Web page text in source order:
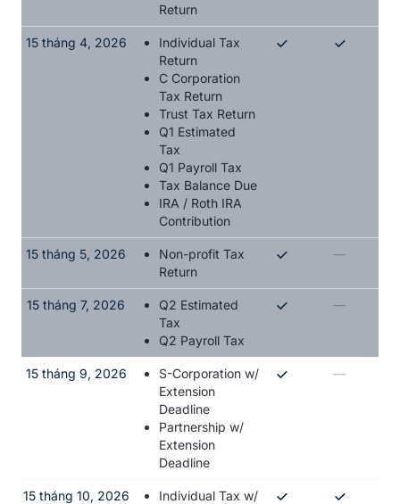
Return
15 tháng 4, 2026
Individual Tax
Return
C Corporation
Tax Return
Trust Tax Return
Q1 Estimated
Tax
Q1 Payroll Tax
Tax Balance Due
IRA / Roth IRA
Contribution
15 tháng 5, 2026
Non-profit Tax
Return
—
15 tháng 7, 2026
Q2 Estimated
Tax
Q2 Payroll Tax
—
15 tháng 9, 2026
S-Corporation w/
Extension
Deadline
Partnership w/
Extension
Deadline
—
15 tháng 10, 2026
Individual Tax w/